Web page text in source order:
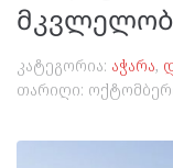
კატეგორია: აჭარა,
თარიღი: